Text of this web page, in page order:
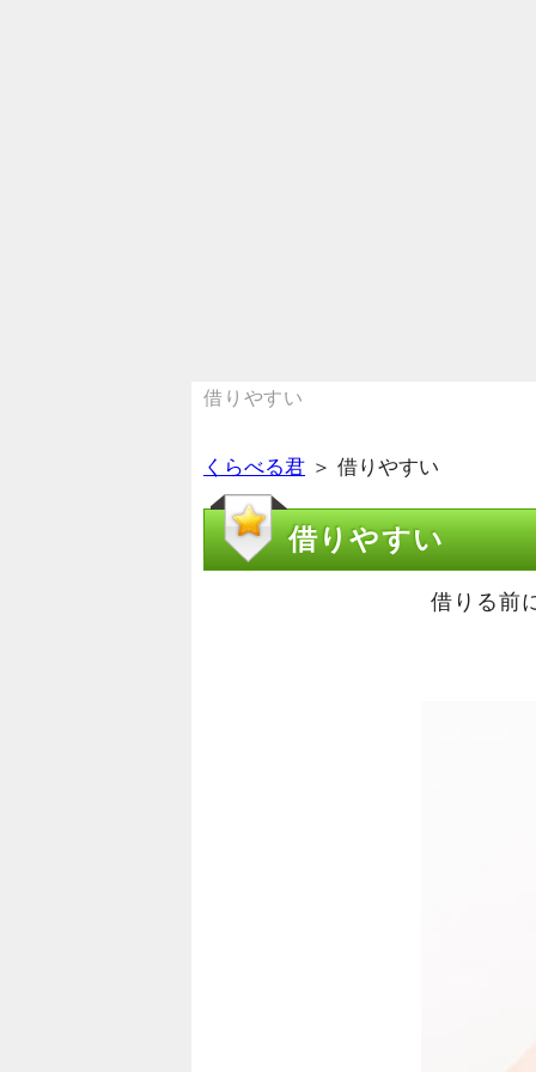
借りやすい
くらべる君 ＞ 借りやすい
借りやすい
借りる前